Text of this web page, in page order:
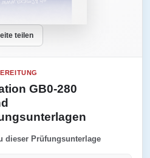
teilen
GB0-280
dieser Prüfungsunterlage